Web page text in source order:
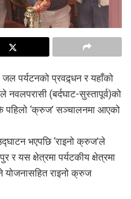
पर्यटनको प्रवद्र्धन र यहाँको
नवलपरासी (बर्दघाट-सुस्तापूर्व)को
पहिलो ‘क्रुज’ सञ्चालनमा आएको
भएपछि ‘राइनो क्रुज’ले
यस क्षेत्रमा पर्यटकीय क्षेत्रमा
योजनासहित राइनो क्रुज